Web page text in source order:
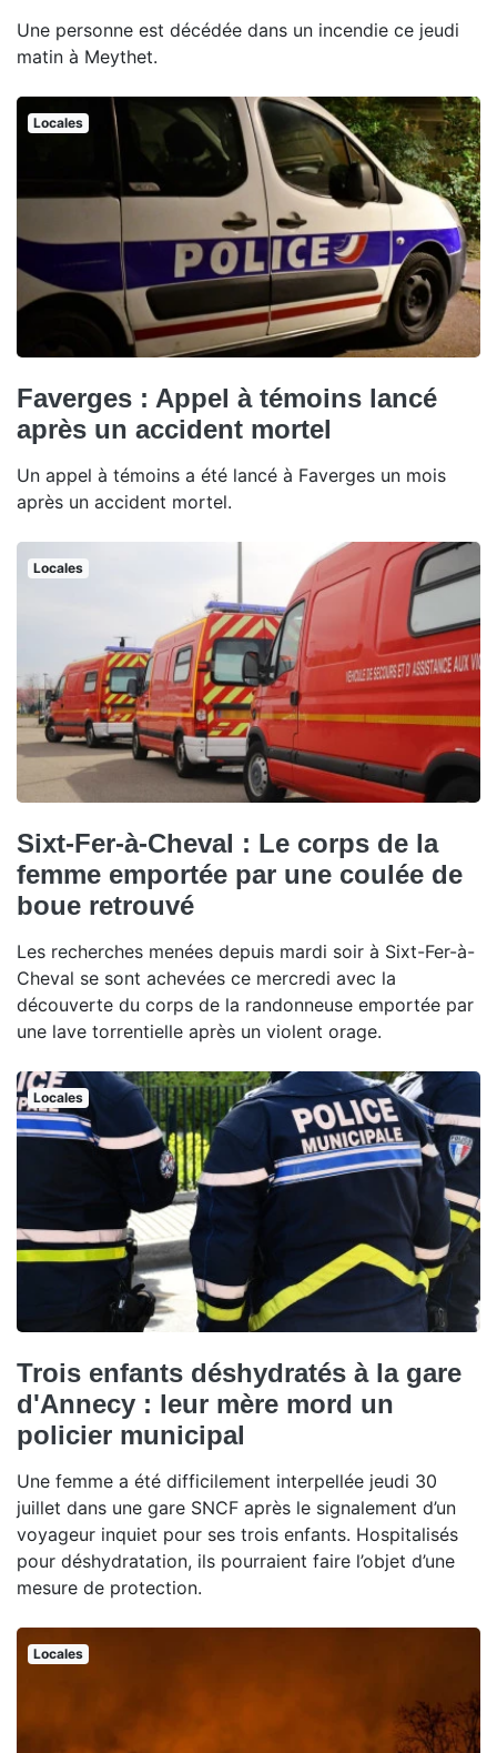
Une personne est décédée dans un incendie ce jeudi
matin à Meythet.
Locales
Faverges : Appel à témoins lancé
après un accident mortel
Un appel à témoins a été lancé à Faverges un mois
après un accident mortel.
Locales
Sixt-Fer-à-Cheval : Le corps de la
femme emportée par une coulée de
boue retrouvé
Les recherches menées depuis mardi soir à Sixt-Fer-à-
Cheval se sont achevées ce mercredi avec la
découverte du corps de la randonneuse emportée par
une lave torrentielle après un violent orage.
Locales
Trois enfants déshydratés à la gare
d'Annecy : leur mère mord un
policier municipal
Une femme a été difficilement interpellée jeudi 30
juillet dans une gare SNCF après le signalement d’un
voyageur inquiet pour ses trois enfants. Hospitalisés
pour déshydratation, ils pourraient faire l’objet d’une
mesure de protection.
Locales